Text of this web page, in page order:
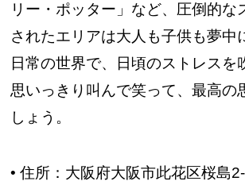
リー・ポッター」など、圧倒的な
されたエリアは大人も子供も夢中
日常の世界で、日頃のストレスを
思いっきり叫んで笑って、最高の
しょう。
• 住所：大阪府大阪市此花区桜島